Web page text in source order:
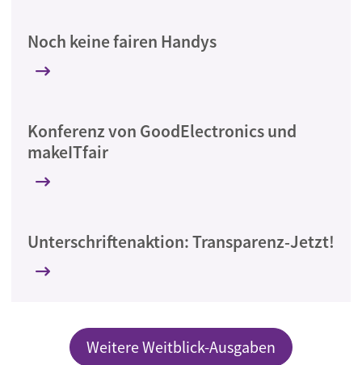
Noch keine fairen Handys
Konferenz von GoodElectronics und
makeITfair
Unterschriftenaktion: Transparenz-Jetzt!
Weitere Weitblick-Ausgaben